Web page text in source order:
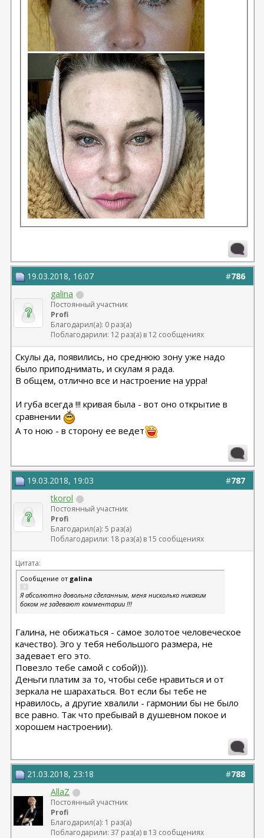
#786
19.03.2018, 16:07
galina
Постоянный участник
Profi
Благодарил(а): 0 раз(а)
Поблагодарили: 12 раз(а) в 12 сообщениях
Скулы да, появились, но среднюю зону уже надо
было приподнимать, и скулам я рада.
В общем, отлично все и настроение на урра!
И губа всегда !!! кривая была - вот оно открытие в
сравнении
А то ною - в сторону ее ведет
#787
19.03.2018, 19:03
tkorol
Постоянный участник
Profi
Благодарил(а): 5 раз(а)
Поблагодарили: 18 раз(а) в 15 сообщениях
Цитата:
Сообщение от galina
Я абсолютно довольна сделанным, меня нисколько никаким
боком не задевают комментарии !!!
Галина, не обижаться - самое золотое человеческое
качество). Эго у тебя небольшого размера, не
задевает его это.
Повезло тебе самой с собой))).
Деньги платим за то, чтобы себе нравиться и от
зеркала не шарахаться. Вот если бы тебе не
нравилось, а другие хвалили - гармонии бы не было
все равно. Так что пребывай в душевном покое и
хорошем настроении).
#788
21.03.2018, 23:18
AllaZ
Постоянный участник
Profi
Благодарил(а): 1 раз(а)
Поблагодарили: 37 раз(а) в 13 сообщениях